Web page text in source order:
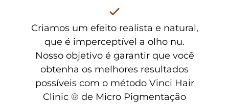
Criamos um efeito realista e natural,
que é imperceptível a olho nu.
Nosso objetivo é garantir que você
obtenha os melhores resultados
possíveis com o método Vinci Hair
Clinic ® de Micro Pigmentação